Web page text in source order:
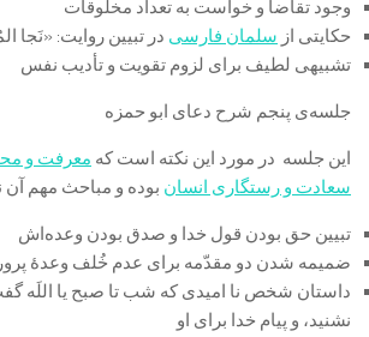
وجود تقاضا و خواست به تعداد مخلوقات
حکایتی از سلمان فارسی در تبیین روایت: «نَجا
تشبیهی لطیف برای لزوم تقویت و تأدیب نفس
جلسه‌ی پنجم شرح دعای ابو حمزه
این جلسه در مورد این نکته است که معرفت و
سعادت و رستگاری انسان بوده و مباحث مهم
تبیین حق بودن قول خدا و صدق بودن وعده‌اش
ضمیمه شدن دو مقدّمه برای عدم خُلف وعدۀ
داستان شخص نا امیدی که شب تا صبح یا اللَه
نشنید، و پیام خدا برای او